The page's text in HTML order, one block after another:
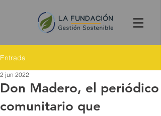
Entrada
Don Madero, el periódico
comunitario que
2 jun 2022